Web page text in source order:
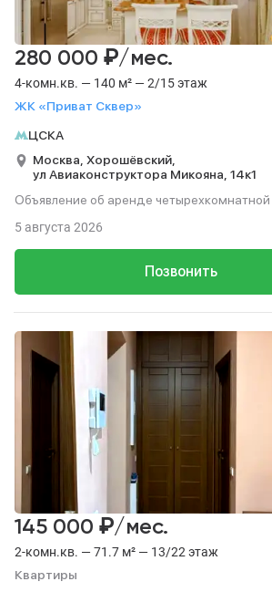
4-комн.кв. — 140 м² — 2/15 этаж
ЖК «Приват Сквер»
280 000 ₽/мес.
ЦСКА
Москва, Хорошёвский,
ул Авиаконструктора Микояна, 14к1
Объявление об аренде четырехкомнатной
Позвонить
5 августа 2026
2-комн.кв. — 71.7 м² — 13/22 этаж
Квартиры
145 000 ₽/мес.